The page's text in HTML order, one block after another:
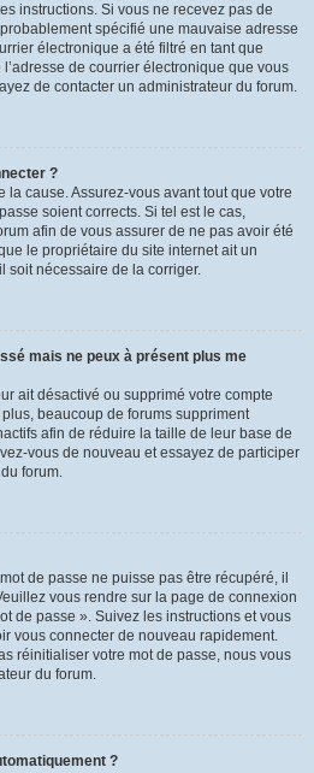
instructions. Si vous ne recevez pas de
spécifié une mauvaise adresse
électronique a été filtré en tant que
de courrier électronique que vous
de contacter un administrateur du forum.
?
la cause. Assurez-vous avant tout que votre
soient corrects. Si tel est le cas,
afin de vous assurer de ne pas avoir été
le propriétaire du site internet ait un
soit nécessaire de la corriger.
mais ne peux à présent plus me
ait désactivé ou supprimé votre compte
beaucoup de forums suppriment
afin de réduire la taille de leur base de
vous de nouveau et essayez de participer
forum.
de passe ne puisse pas être récupéré, il
vous rendre sur la page de connexion
de passe ». Suivez les instructions et vous
vous connecter de nouveau rapidement.
réinitialiser votre mot de passe, nous vous
du forum.
?